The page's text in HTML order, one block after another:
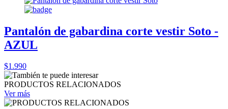
Pantalón de gabardina corte vestir Soto -
AZUL
$1.990
PRODUCTOS RELACIONADOS
Ver más